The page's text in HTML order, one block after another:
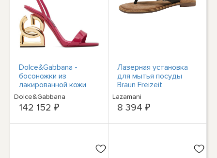
Dolce&Gabbana -
босоножки из
лакированной кожи
Keira длиной 105 мм -
цвет фуксии
Dolce&Gabbana
142 152 ₽
Лазерная установка
для мытья посуды
Braun Freizeit
Lazamani
8 394 ₽